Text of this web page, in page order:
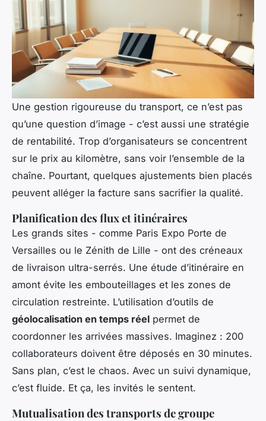
Une gestion rigoureuse du transport, ce n’est pas
qu’une question d’image - c’est aussi une stratégie
de rentabilité. Trop d’organisateurs se concentrent
sur le prix au kilomètre, sans voir l’ensemble de la
chaîne. Pourtant, quelques ajustements bien placés
peuvent alléger la facture sans sacrifier la qualité.
Planification des flux et itinéraires
Les grands sites - comme Paris Expo Porte de
Versailles ou le Zénith de Lille - ont des créneaux
de livraison ultra-serrés. Une étude d’itinéraire en
amont évite les embouteillages et les zones de
circulation restreinte. L’utilisation d’outils de
géolocalisation en temps réel permet de
coordonner les arrivées massives. Imaginez : 200
collaborateurs doivent être déposés en 30 minutes.
Sans plan, c’est le chaos. Avec un suivi dynamique,
c’est fluide. Et ça, les invités le sentent.
Mutualisation des transports de groupe